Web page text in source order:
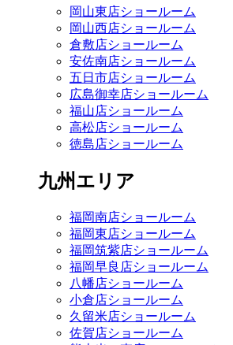
岡山東店ショールーム
岡山西店ショールーム
倉敷店ショールーム
安佐南店ショールーム
五日市店ショールーム
広島御幸店ショールーム
福山店ショールーム
高松店ショールーム
徳島店ショールーム
九州エリア
福岡南店ショールーム
福岡東店ショールーム
福岡筑紫店ショールーム
福岡早良店ショールーム
八幡店ショールーム
小倉店ショールーム
久留米店ショールーム
佐賀店ショールーム